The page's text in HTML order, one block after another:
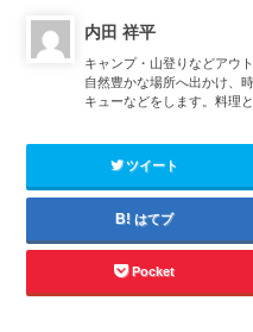
内田 祥平
キャンプ・山登りなどアウ
自然豊かな場所へ出かけ、
キューなどをします。料理
ツイート
はてブ
Pocket